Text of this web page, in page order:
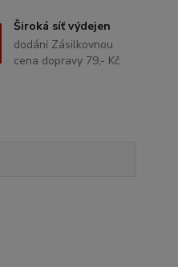
Široká síť výdejen
dodání Zásilkovnou
cena dopravy 79,- Kč